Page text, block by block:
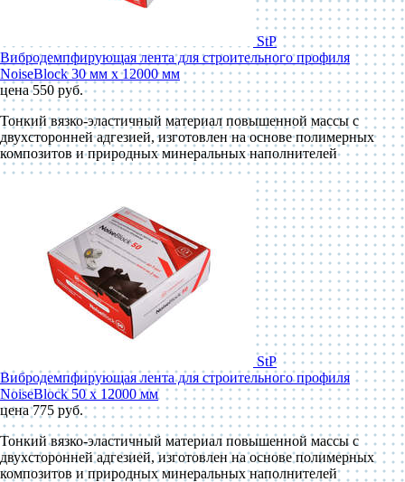
StP
Вибродемпфирующая лента для строительного профиля
NoiseBlock 30 мм x 12000 мм
цена 550 руб.
Тонкий вязко-эластичный материал повышенной массы с
двухсторонней адгезией, изготовлен на основе полимерных
композитов и природных минеральных наполнителей
StP
Вибродемпфирующая лента для строительного профиля
NoiseBlock 50 x 12000 мм
цена 775 руб.
Тонкий вязко-эластичный материал повышенной массы с
двухсторонней адгезией, изготовлен на основе полимерных
композитов и природных минеральных наполнителей